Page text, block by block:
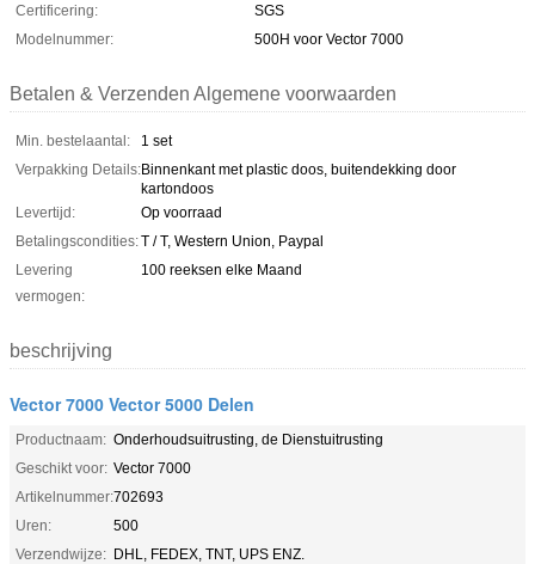
Certificering:
SGS
Modelnummer:
500H voor Vector 7000
Betalen & Verzenden Algemene voorwaarden
Min. bestelaantal:
1 set
Verpakking Details:Binnenkant met plastic doos, buitendekking door
kartondoos
Levertijd:
Op voorraad
Betalingscondities:T / T, Western Union, Paypal
Levering
vermogen:
100 reeksen elke Maand
beschrijving
Vector 7000 Vector 5000 Delen
Productnaam: Onderhoudsuitrusting, de Dienstuitrusting
Geschikt voor: Vector 7000
Artikelnummer:702693
Uren:
500
Verzendwijze: DHL, FEDEX, TNT, UPS ENZ.